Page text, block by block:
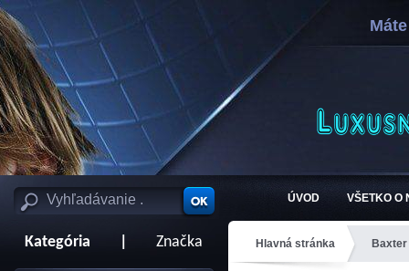
ÚVOD VŠETKO O
Kategória Značka Hlavná stránka Baxter